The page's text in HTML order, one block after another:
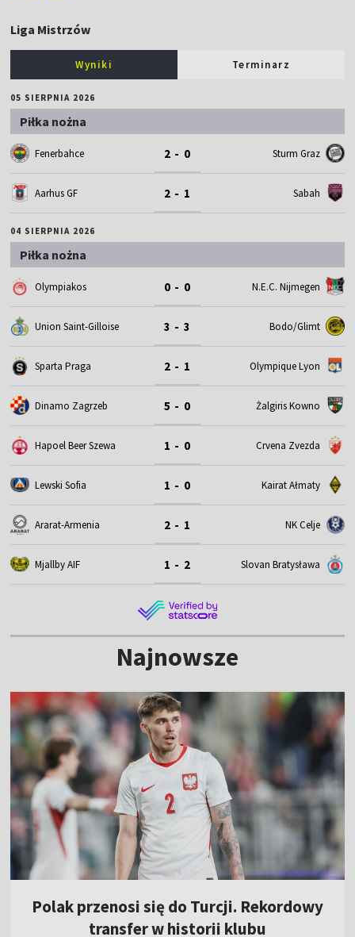
Liga Mistrzów
Wyniki Terminarz
05 SIERPNIA 2026
Piłka nożna
Fenerbahce 2 - 0 Sturm Graz
Aarhus GF 2 - 1 Sabah
04 SIERPNIA 2026
Piłka nożna
Olympiakos 0 - 0 N.E.C. Nijmegen
Union Saint-Gilloise 3 - 3 Bodo/Glimt
Sparta Praga 2 - 1 Olympique Lyon
Dinamo Zagrzeb 5 - 0 Żalgiris Kowno
Hapoel Beer Szewa 1 - 0 Crvena Zvezda
Lewski Sofia 1 - 0 Kairat Ałmaty
Ararat-Armenia 2 - 1 NK Celje
Mjallby AIF 1 - 2 Slovan Bratysława
Najnowsze
Polak przenosi się do Turcji. Rekordowy
transfer w historii klubu